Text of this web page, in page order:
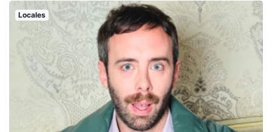
Locales